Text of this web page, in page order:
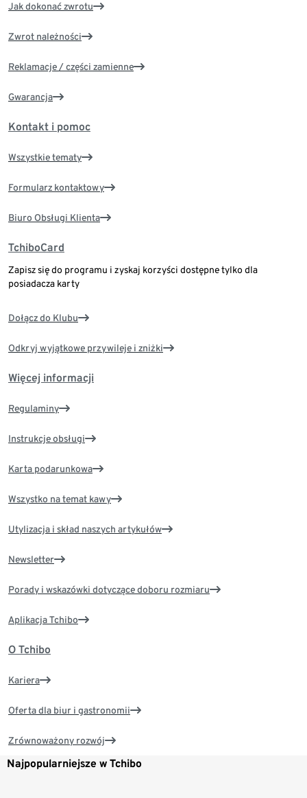
Jak dokonać zwrotu
Zwrot należności
Reklamacje / części zamienne
Gwarancja
Kontakt i pomoc
Wszystkie tematy
Formularz kontaktowy
Biuro Obsługi Klienta
TchiboCard
Zapisz się do programu i zyskaj korzyści dostępne tylko dla
posiadacza karty
Dołącz do Klubu
Odkryj wyjątkowe przywileje i zniżki
Więcej informacji
Regulaminy
Instrukcje obsługi
Karta podarunkowa
Wszystko na temat kawy
Utylizacja i skład naszych artykułów
Newsletter
Porady i wskazówki dotyczące doboru rozmiaru
Aplikacja Tchibo
O Tchibo
Kariera
Oferta dla biur i gastronomii
Zrównoważony rozwój
Najpopularniejsze w Tchibo